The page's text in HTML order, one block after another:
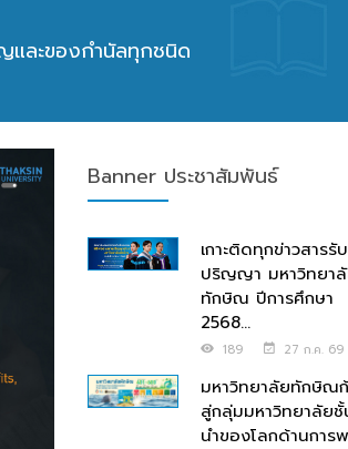
และของกำนัลทุกชนิด
Banner ประชาสัมพันธ์
เกาะติดทุกข่าวสารรับ
ปริญญา มหาวิทยา
ทักษิณ ปีการศึกษา
2568...
189 27 ก.ค. 69
มหาวิทยาลัยทักษิณ
สู่กลุ่มมหาวิทยาลัยชั้
นำของโลกด้านการ